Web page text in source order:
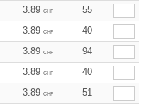
3.89 CHF
55
3.89 CHF
40
3.89 CHF
94
3.89 CHF
40
3.89 CHF
51